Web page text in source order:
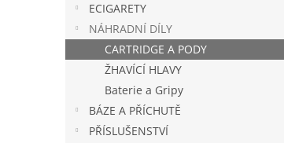
ECIGARETY
NÁHRADNÍ DÍLY
CARTRIDGE A PODY
ŽHAVÍCÍ HLAVY
Baterie a Gripy
BÁZE A PŘÍCHUTĚ
PŘÍSLUŠENSTVÍ